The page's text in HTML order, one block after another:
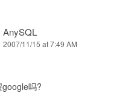
AnySQL
2007/11/15 at 7:49 AM
吗?